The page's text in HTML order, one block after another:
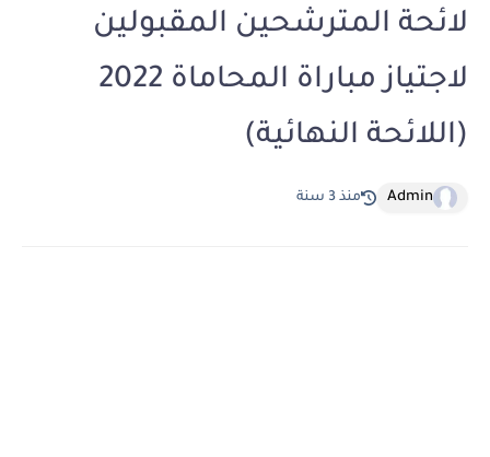
لائحة المترشحين المقبولين
لاجتياز مباراة المحاماة 2022
(اللائحة النهائية)
Admin منذ 3 سنة